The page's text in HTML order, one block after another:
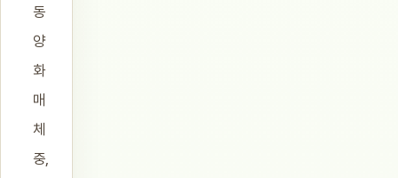
동
양
화
매
체
중,